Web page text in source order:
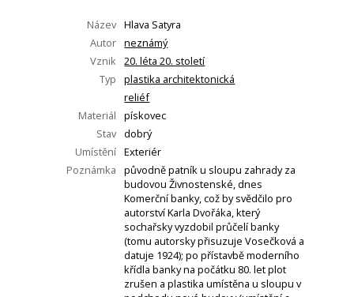
Název Hlava Satyra
Autor neznámý
Vznik 20. léta 20. století
Typ
plastika architektonická
reliéf
Materiál
pískovec
Stav dobrý
Umístění Exteriér
Poznámka
původně patník u sloupu zahrady za
budovou Živnostenské, dnes
Komerční banky, což by svědčilo pro
autorství Karla Dvořáka, který
sochařsky vyzdobil průčelí banky
(tomu autorsky přisuzuje Vosečková a
datuje 1924); po přístavbě moderního
křídla banky na počátku 80. let plot
zrušen a plastika umístěna u sloupu v